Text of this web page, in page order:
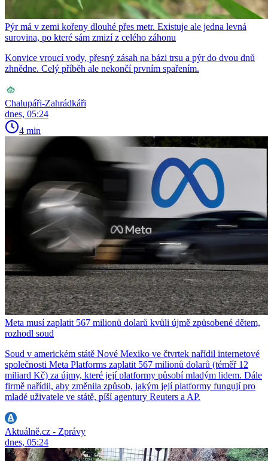
Pýr má v zemi kořeny dlouhé přes metr. Existuje ale jedna levná
surovina, po které sám zmizí z celého záhonu
Konvice vroucí vody, přesný zásah na bázi trsu a pýr do dvou dnů
zhnědne. Celý příběh ale nekončí prvním spařením.
Chalupáři-Zahrádkáři
dnes, 05:24
4 min
Meta musí zaplatit 567 milionů dolarů kvůli újmě způsobené dětem,
rozhodl soud
Soud v americkém státě Nové Mexiko ve čtvrtek nařídil internetové
společnosti Meta Platforms zaplatit 567 milionů dolarů (téměř 12
miliard Kč) za újmy, které její platformy působí mladým lidem. Dále
firmě nařídil, aby změnila způsob, jakým její platformy fungují pro
mladé uživatele ve státě, píší agentury Reuters a AP.
Aktuálně.cz - Zprávy
dnes, 05:24